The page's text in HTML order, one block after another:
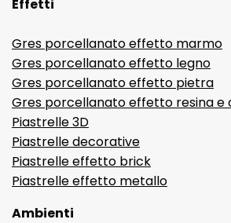
Effetti
Gres porcellanato effetto marmo
Gres porcellanato effetto legno
Gres porcellanato effetto pietra
Gres porcellanato effetto resina e
Piastrelle 3D
Piastrelle decorative
Piastrelle effetto brick
Piastrelle effetto metallo
Ambienti